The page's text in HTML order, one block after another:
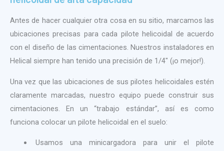
Antes de hacer cualquier otra cosa en su sitio, marcamos las
ubicaciones precisas para cada pilote helicoidal de acuerdo
con el diseño de las cimentaciones. Nuestros instaladores en
Helical siempre han tenido una precisión de 1/4″ (¡o mejor!).
Una vez que las ubicaciones de sus pilotes helicoidales estén
claramente marcadas, nuestro equipo puede construir sus
cimentaciones. En un “trabajo estándar”, así es como
funciona colocar un pilote helicoidal en el suelo:
Usamos una minicargadora para unir el pilote